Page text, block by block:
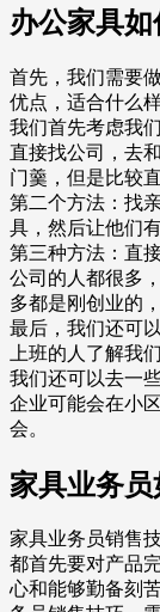
办公家具
首先，我们需要
优点，适合什么
我们首先考虑我
直接找公司，去
门羹，但是比较直
第二个方法：找
具，然后让他们
第三种方法：直
公司的人都很多
多都是刚创业的
最后，我们还可
上班的人了解我
我们还可以去一
企业可能会在小
会。
家具业务员
家具业务员销售
都首先要对产品
心和能够勤备刻